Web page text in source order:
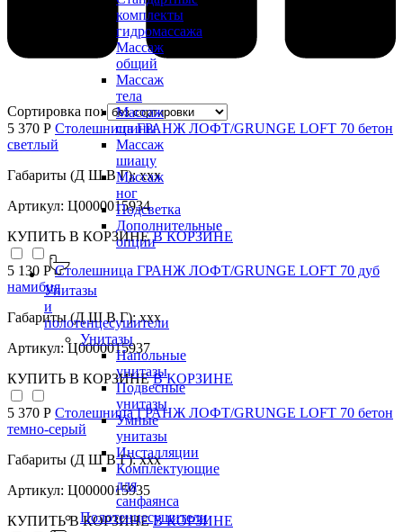
комплекты
гидромассажа
Массаж
общий
Массаж
тела
Массаж
спины
Массаж
шиацу
Массаж
ног
Подсветка
Дополнительные
опции
Унитазы
и
полотенцесушители
Унитазы
Напольные
унитазы
Подвесные
унитазы
Умные
унитазы
Инсталляции
Комплектующие
для
санфаянса
Полотенцесушители
Сортировка по:
5 370 Р Столешница ГРАНЖ ЛОФТ/GRUNGE LOFT 70 бетон
светлый
Габариты (Д Ш В Г): xxx
Артикул: Ц0000015934
КУПИТЬ В КОРЗИНЕ В КОРЗИНЕ
5 130 РСтолешница ГРАНЖ ЛОФТ/GRUNGE LOFT 70 дуб
намибия
Габариты (Д Ш В Г): xxx
Артикул: Ц0000015937
КУПИТЬ В КОРЗИНЕ В КОРЗИНЕ
5 370 Р Столешница ГРАНЖ ЛОФТ/GRUNGE LOFT 70 бетон
темно-серый
Габариты (Д Ш В Г): xxx
Артикул: Ц0000015935
КУПИТЬ В КОРЗИНЕ В КОРЗИНЕ